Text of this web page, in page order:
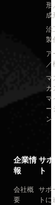
形
成
治
製
ア
／
マ
カ
マ
ー
ン
企業情
報
会社概
要
サ
ト
サポ
トに